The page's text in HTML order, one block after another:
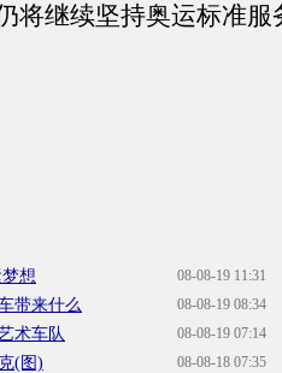
将继续坚持奥运标准服
08-08-19 11:31
想
08-08-19 08:34
带来什么
08-08-19 07:14
术车队
08-08-18 07:35
(图)